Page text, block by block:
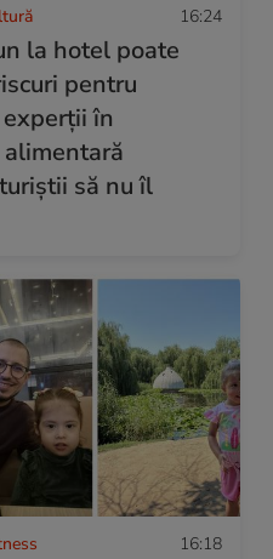
16:24
la hotel poate
pentru
în
să nu îl
16:18